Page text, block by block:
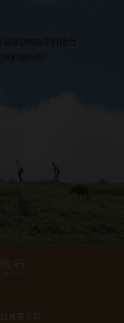
讓您解放平日壓力
劃旅行吧 !
有限公司